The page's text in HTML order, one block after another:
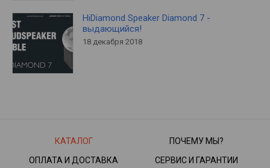
HiDiamond Speaker Diamond 7 -
выдающийся!
18 декабря 2018
КАТАЛОГ
ПОЧЕМУ МЫ?
ОПЛАТА И ДОСТАВКА
СЕРВИС И ГАРАНТИИ